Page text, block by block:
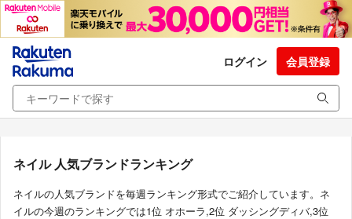
ログイン 会員登録
ネイル 人気ブランドランキング
ネイルの人気ブランドを毎週ランキング形式でご紹介しています。ネ
イルの今週のランキングでは1位 オホーラ,2位 ダッシングディバ,3位